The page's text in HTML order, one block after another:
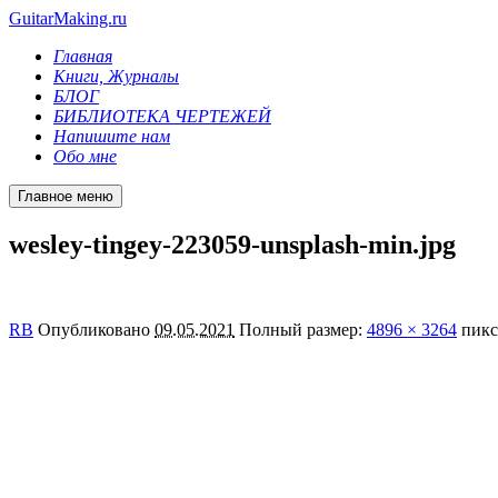
GuitarMaking.ru
Главная
Книги, Журналы
БЛОГ
БИБЛИОТЕКА ЧЕРТЕЖЕЙ
Напишите нам
Обо мне
Главное меню
wesley-tingey-223059-unsplash-min.jpg
RB Опубликовано 09.05.2021 Полный размер: 4896 × 3264